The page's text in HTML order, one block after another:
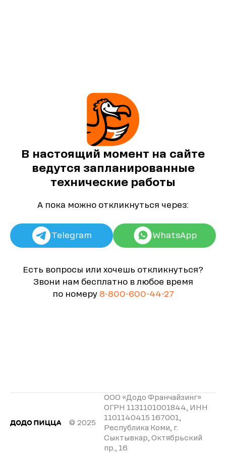
В настоящий момент на сайте
ведутся запланированные
технические работы
А пока можно откликнуться через:
Telegram WhatsApp
Есть вопросы или хочешь откликнуться?
Звони нам бесплатно в любое время
по номеру 8-800-600-44-27
© 2025
ООО «Додо Франчайзинг»
ОГРН 1131101001844, ИНН
1101140415 167001,
Республика Коми, г.
Сыктывкар, Октябрьский
пр., 16